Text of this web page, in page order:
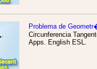
Problema de
Circunferencia
Apps. English ESL.